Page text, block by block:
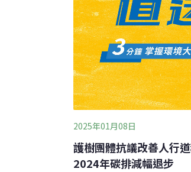
2025年01月08日
護樹團體抗議改善人行
2024年碳排減幅退步